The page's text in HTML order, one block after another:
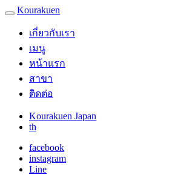
Kourakuen
เกี่ยวกับเรา
เมนู
หน้าแรก
สาขา
ติดต่อ
Kourakuen Japan
th
facebook
instagram
Line